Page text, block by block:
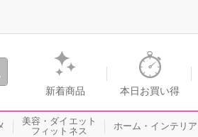
ッピングのショップチャンネル
新着商品 本日お買い得
美容・ダイエット
フィットネス
ホーム・インテリア